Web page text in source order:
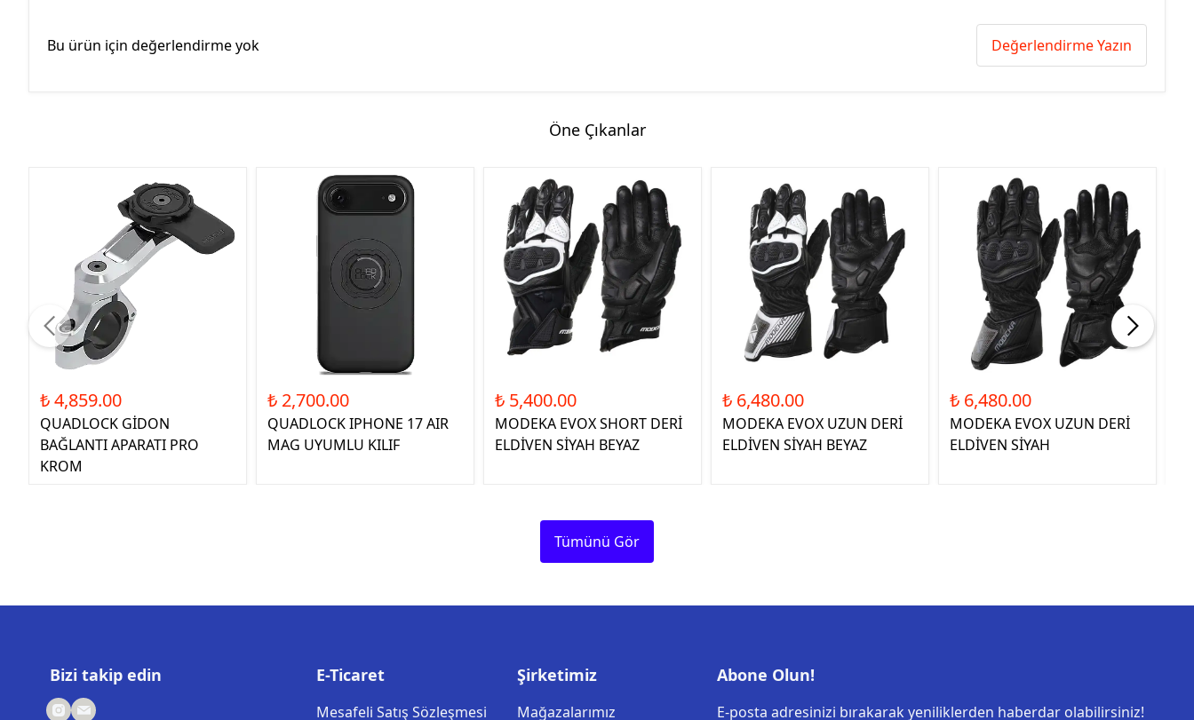
Bu ürün için değerlendirme yok Değerlendirme Yazın
Öne Çıkanlar
₺ 4,859.00
QUADLOCK GİDON
BAĞLANTI APARATI PRO
KROM
₺ 2,700.00
QUADLOCK IPHONE 17 AIR
MAG UYUMLU KILIF
₺ 5,400.00
MODEKA EVOX SHORT DERİ
ELDİVEN SİYAH BEYAZ
₺ 6,480.00
MODEKA EVOX UZUN DERİ
ELDİVEN SİYAH BEYAZ
₺ 6,480.00
MODEKA EVOX UZUN DERİ
ELDİVEN SİYAH
Tümünü Gör
Bizi takip edin E-Ticaret
Mesafeli Satış Sözleşmesi
Şirketimiz
Mağazalarımız
Abone Olun!
E-posta adresinizi bırakarak yeniliklerden haberdar olabilirsiniz!